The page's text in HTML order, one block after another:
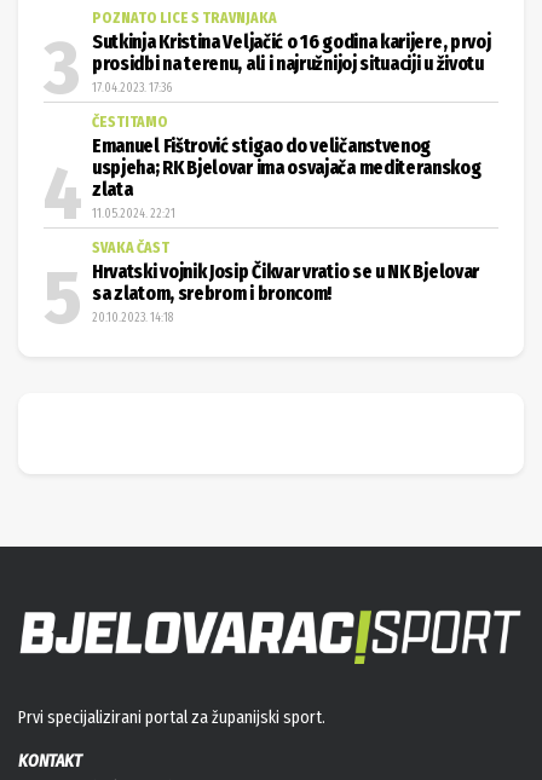
POZNATO LICE S TRAVNJAKA
Sutkinja Kristina Veljačić o 16 godina karijere, prvoj
prosidbi na terenu, ali i najružnijoj situaciji u životu
17.04.2023. 17:36
ČESTITAMO
Emanuel Fištrović stigao do veličanstvenog
uspjeha; RK Bjelovar ima osvajača mediteranskog
zlata
11.05.2024. 22:21
SVAKA ČAST
Hrvatski vojnik Josip Čikvar vratio se u NK Bjelovar
sa zlatom, srebrom i broncom!
20.10.2023. 14:18
Prvi specijalizirani portal za županijski sport.
KONTAKT